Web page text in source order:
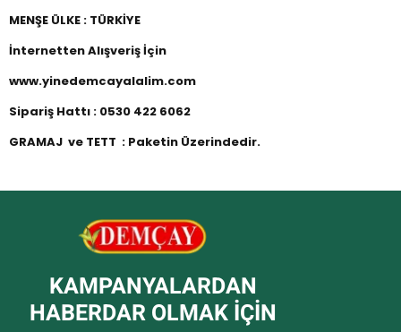
MENŞE ÜLKE : TÜRKİYE
İnternetten Alışveriş İçin
www.yinedemcayalalim.com
Sipariş Hattı : 0530 422 6062
GRAMAJ ve TETT : Paketin Üzerindedir.
KAMPANYALARDAN
HABERDAR OLMAK IÇIN